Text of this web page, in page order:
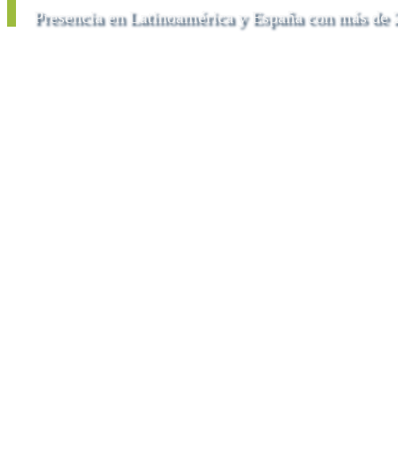
Presencia en Latinoamérica y España con más de